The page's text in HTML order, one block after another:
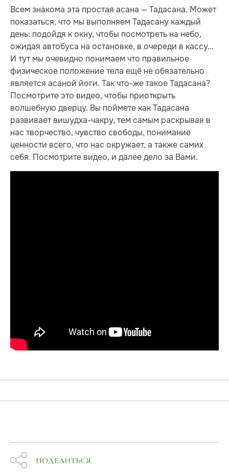
Всем знакома эта простая асана — Тадасана. Может
показаться, что мы выполняем Тадасану каждый
день: подойдя к окну, чтобы посмотреть на небо,
ожидая автобуса на остановке, в очереди в кассу...
И тут мы очевидно понимаем что правильное
физическое положение тела ещё не обязательно
является асаной йоги. Так что-же такое Тадасана?
Посмотрите это видео, чтобы приоткрыть
волшебную дверцу. Вы поймете как Тадасана
развивает вишудха-чакру, тем самым раскрывая в
нас творчество, чувство свободы, понимание
ценности всего, что нас окружает, а также самих
себя. Посмотрите видео, и далее дело за Вами.
ПОДЕЛИТЬСЯ